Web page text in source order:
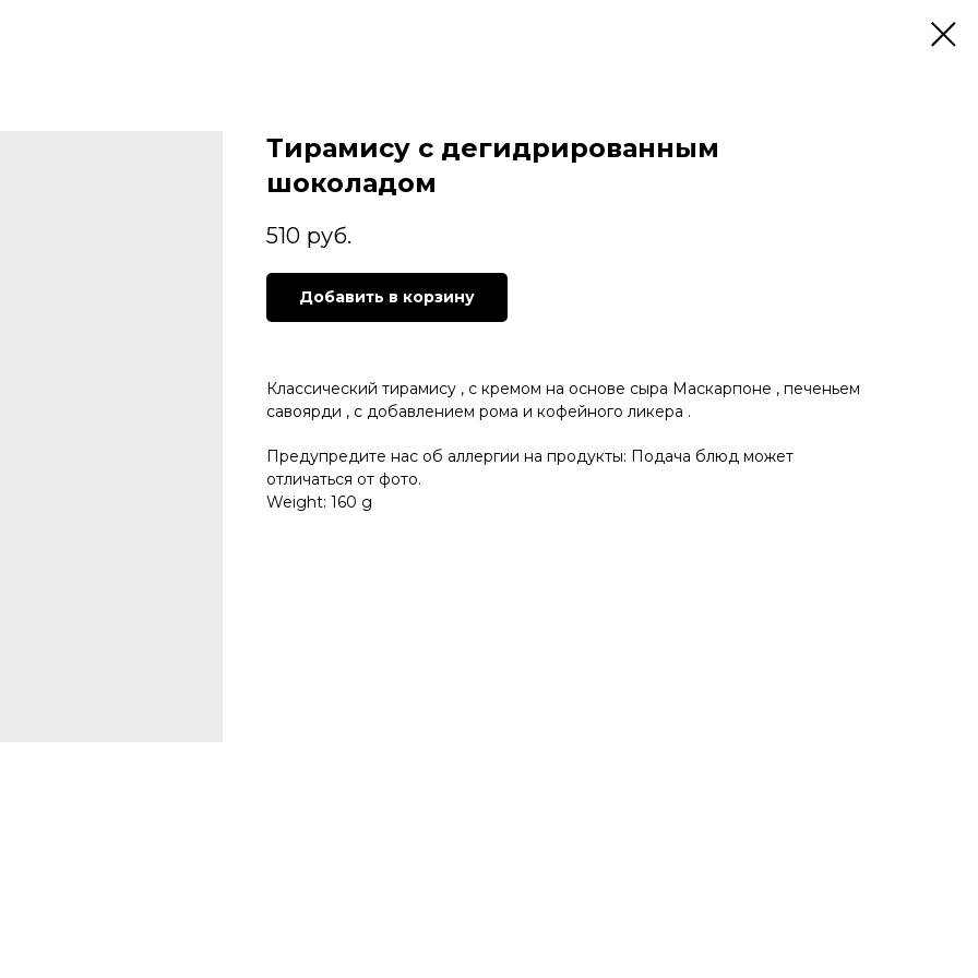
Тирамису с дегидрированным
шоколадом
510 руб.
Добавить в корзину
Классический тирамису , с кремом на основе сыра Маскарпоне , печеньем
савоярди , с добавлением рома и кофейного ликера .
Предупредите нас об аллергии на продукты: Подача блюд может
отличаться от фото.
Weight: 160 g